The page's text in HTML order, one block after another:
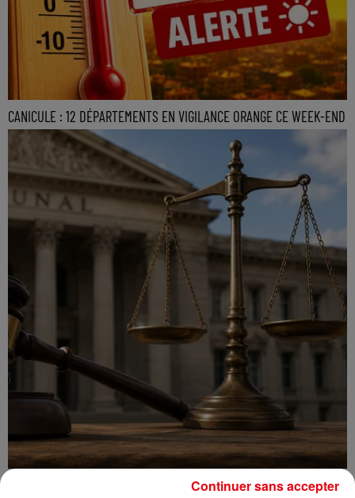
CANICULE : 12 DÉPARTEMENTS EN VIGILANCE ORANGE CE WEEK-END
Incendie au Mont-Boron : deux jeunes condamnés à six mois de
Continuer sans accepter